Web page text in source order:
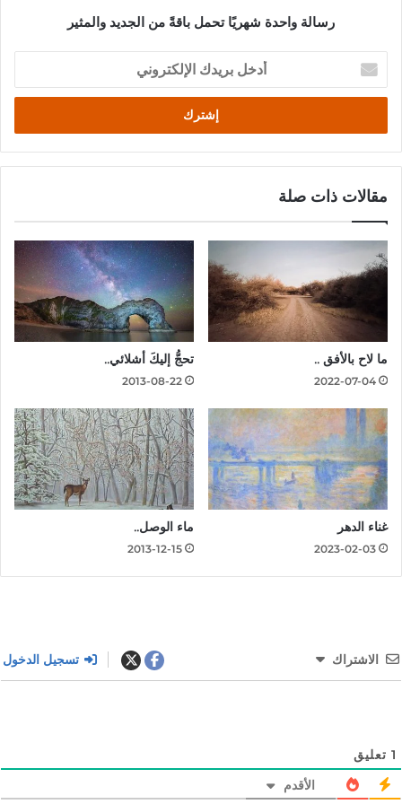
رسالة واحدة شهريًا تحمل باقةً من الجديد والمثير
أدخل
بريدك
الإلكتروني
مقالات ذات صلة
ما لاح بالأفق ..
2022-07-04
تحجُّ إليكَ أشلائي..
2013-08-22
غناء الدهر
2023-02-03
ماء الوصل..
2013-12-15
الاشتراك تسجيل الدخول
1 تعليق
الأقدم